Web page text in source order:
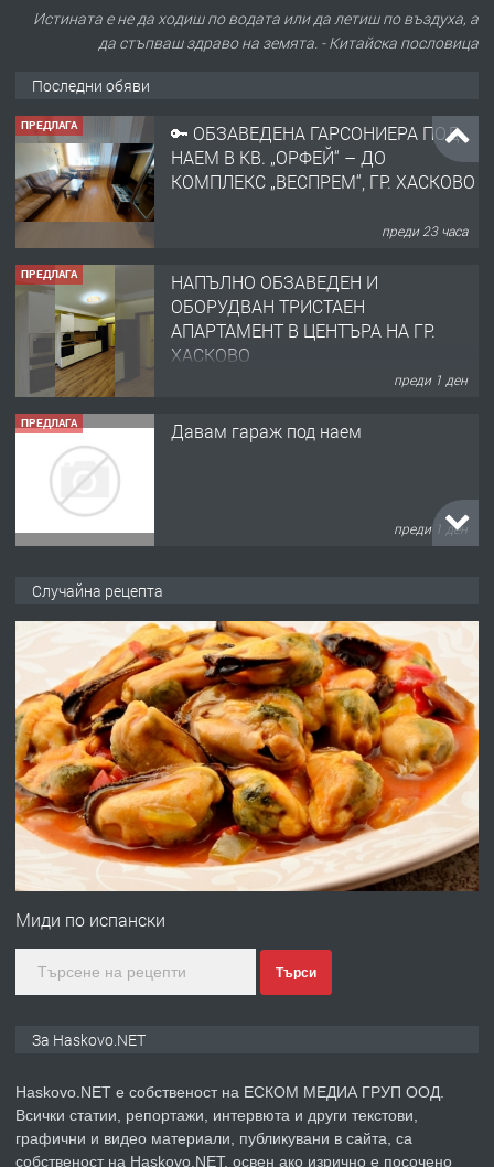
Истината е не да ходиш по водата или да летиш по въздуха, а
да стъпваш здраво на земята. - Китайскa пословицa
Последни обяви
ПРЕДЛАГА
🔑 ОБЗАВЕДЕНА ГАРСОНИЕРА ПОД
НАЕМ В КВ. „ОРФЕЙ“ – ДО
КОМПЛЕКС „ВЕСПРЕМ“, ГР. ХАСКОВО
преди 23 часа
ПРЕДЛАГА
НАПЪЛНО ОБЗАВЕДЕН И
ОБОРУДВАН ТРИСТАЕН
АПАРТАМЕНТ В ЦЕНТЪРА НА ГР.
ХАСКОВО
преди 1 ден
ПРЕДЛАГА Давам гараж под наем
преди 1 ден
градската градина!
преди 2 дни
ПРЕДЛАГА
ПРОСТОРЕН ТРИСТАЕН
АПАРТАМЕНТ В НОВА СГРАДА КВ.
КУБА
преди 2 дни
Продавам парцел в гр. Хасково кв.
преди 2 дни
Случайна рецепта
Миди по испански
Търси
За Haskovo.NET
Haskovo.NET е собственост на ЕСКОМ МЕДИА ГРУП ООД.
Всички статии, репортажи, интервюта и други текстови,
графични и видео материали, публикувани в сайта, са
собственост на Haskovo.NET, освен ако изрично е посочено